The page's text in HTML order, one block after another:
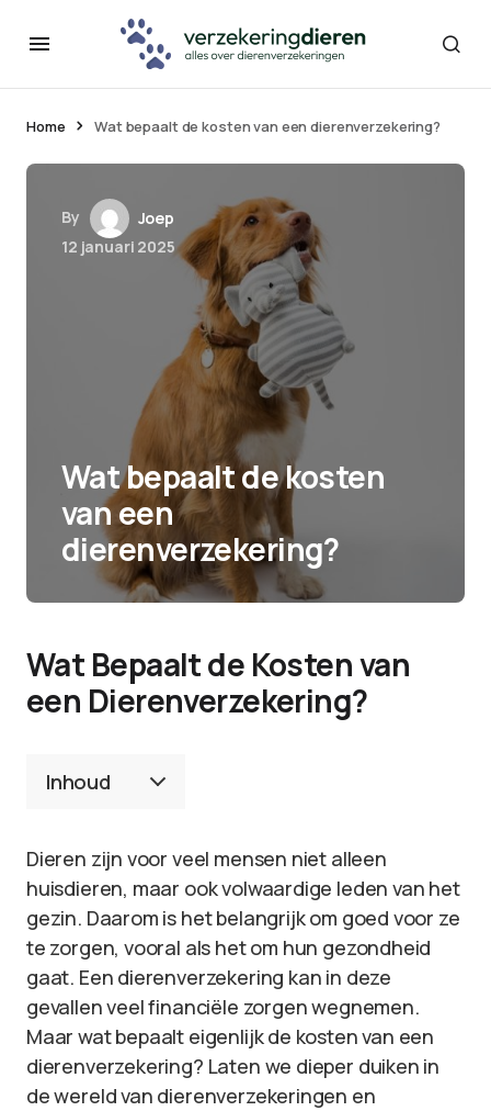
Home Wat bepaalt de kosten van een dierenverzekering?
By
Joep
12 januari 2025
Wat bepaalt de kosten
van een
dierenverzekering?
Wat Bepaalt de Kosten van
een Dierenverzekering?
Inhoud
Dieren zijn voor veel mensen niet alleen
huisdieren, maar ook volwaardige leden van het
gezin. Daarom is het belangrijk om goed voor ze
te zorgen, vooral als het om hun gezondheid
gaat. Een dierenverzekering kan in deze
gevallen veel financiële zorgen wegnemen.
Maar wat bepaalt eigenlijk de kosten van een
dierenverzekering? Laten we dieper duiken in
de wereld van dierenverzekeringen en